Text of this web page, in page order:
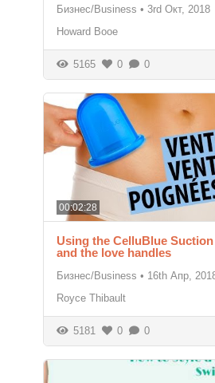
Бизнес/Business • 3rd Окт, 2018
Howard Booe
5165 0 0
00:02:28
Using the CelluBlue
and the love handles
Бизнес/Business • 16th Апр,
Royce Thibault
5181 0 0